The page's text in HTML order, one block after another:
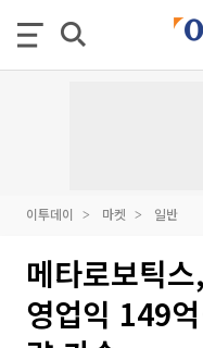
이투데이 마켓 일반
메타로보틱
영업익 149